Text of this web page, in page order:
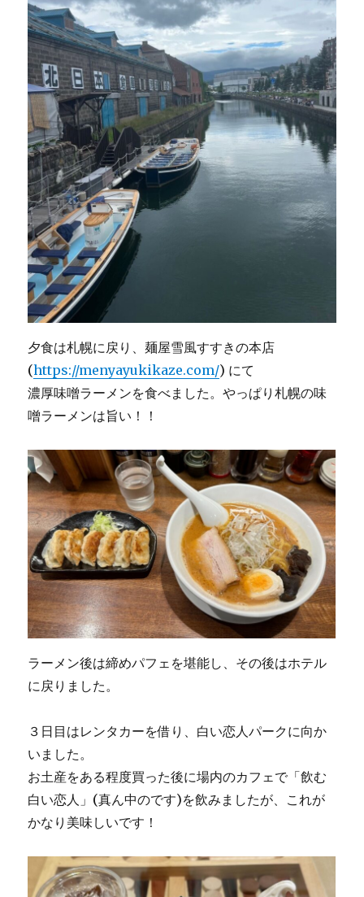
夕食は札幌に戻り、麺屋雪風すすきの本店
(https://menyayukikaze.com/) にて
濃厚味噌ラーメンを食べました。やっぱり札幌の味
噌ラーメンは旨い！！
ラーメン後は締めパフェを堪能し、その後はホテル
に戻りました。
３日目はレンタカーを借り、白い恋人パークに向か
いました。
お土産をある程度買った後に場内のカフェで「飲む
白い恋人」(真ん中のです)を飲みましたが、これが
かなり美味しいです！